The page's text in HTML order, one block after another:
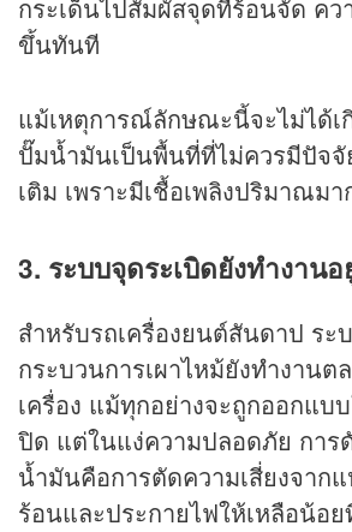
กระเด็นไปสัมผัสจุดที่ร้อนจัด คว
ขึ้นทันที
แม้เหตุการณ์ลักษณะนี้จะไม่ได้เ
ปั๊มน้ำมันเป็นพื้นที่ที่ไม่ควรมีปัจจั
เติม เพราะมีเชื้อเพลิงปริมาณม
3. ระบบจุดระเบิดยังทำงานอ
สำหรับรถเครื่องยนต์สันดาป ระ
กระบวนการเผาไหม้ยังทำงาน
เครื่อง แม้ทุกอย่างจะถูกออกแบ
ปิด แต่ในแง่ความปลอดภัย การ
น้ำมันคือการตัดความเสี่ยงจาก
ร้อนและประกายไฟให้เหลือน้อ